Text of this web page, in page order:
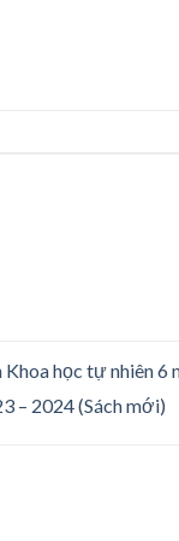
học tự nhiên 6
– 2024 (Sách mới)